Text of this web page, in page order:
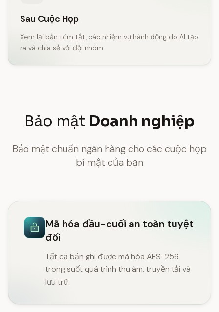
Sau Cuộc Họp
Xem lại bản tóm tắt, các nhiệm vụ hành động do AI tạo
ra và chia sẻ với đội nhóm.
Bảo mật Doanh nghiệp
Bảo mật chuẩn ngân hàng cho các cuộc họp
bí mật của bạn
Mã hóa đầu-cuối an toàn tuyệt
đối
Tất cả bản ghi được mã hóa AES-256
trong suốt quá trình thu âm, truyền tải và
lưu trữ.